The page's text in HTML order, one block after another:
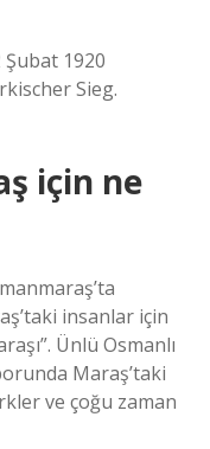
Şubat 1920
Sieg.
için ne
insanlar için
Ünlü Osmanlı
Maraş’taki
ve çoğu zaman